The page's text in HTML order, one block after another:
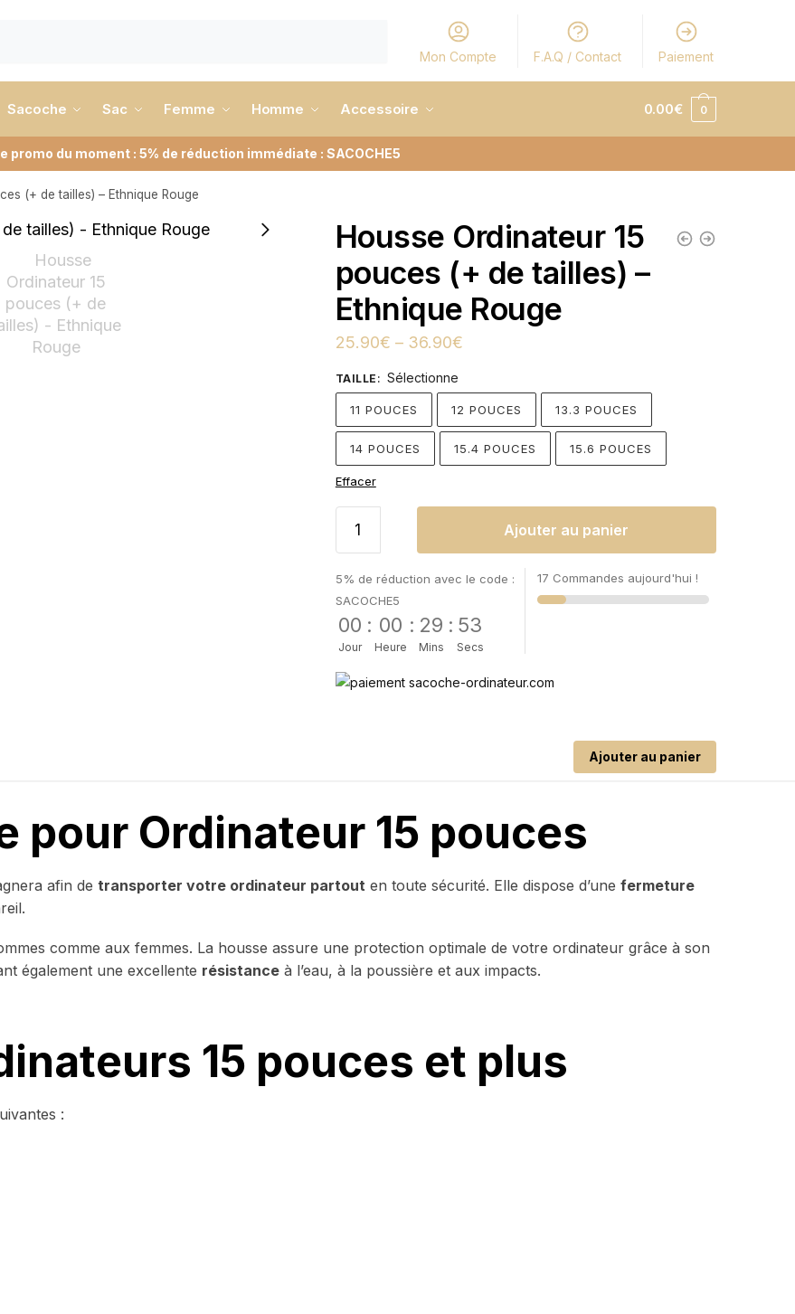
Mon Compte F.A.Q / Contact Paiement
Sacoche Sac Femme Homme Accessoire 0.00€ 0
promo du moment : 5% de réduction immédiate : SACOCHE5
(+ de tailles) – Ethnique Rouge
Housse Ordinateur 15
pouces (+ de tailles) –
Ethnique Rouge
25.90€ – 36.90€
TAILLE : Sélectionne
11 POUCES 12 POUCES 13.3 POUCES
14 POUCES 15.4 POUCES 15.6 POUCES
Effacer
Ajouter au panier
5% de réduction avec le code :
SACOCHE5
00
Jour
: 00
Heure
: 29
Mins
: 53
Secs
17 Commandes aujourd'hui !
Ajouter au panier
pour Ordinateur 15 pouces
afin detransporter votre ordinateur partout en toute sécurité. Elle dispose d’unefermeture
comme aux femmes. La housse assure une protection optimale de votre ordinateur grâce à son
également une excellente résistance à l’eau, à la poussière et aux impacts.
15 pouces et plus
: